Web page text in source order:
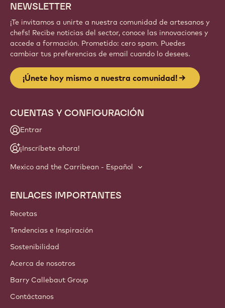
NEWSLETTER
¡Te invitamos a unirte a nuestra comunidad de artesanos y
chefs! Recibe noticias del sector, conoce las innovaciones y
accede a formación. Prometido: cero spam. Puedes
cambiar tus preferencias de email cuando lo desees.
¡Únete hoy mismo a nuestra comunidad!
CUENTAS Y CONFIGURACIÓN
Entrar
¡Inscríbete ahora!
Mexico and the Carribean - Español
Footer
Callebaut
ENLACES IMPORTANTES
Recetas
Tendencias e Inspiración
Sostenibilidad
Acerca de nosotros
Barry Callebaut Group
Contáctanos